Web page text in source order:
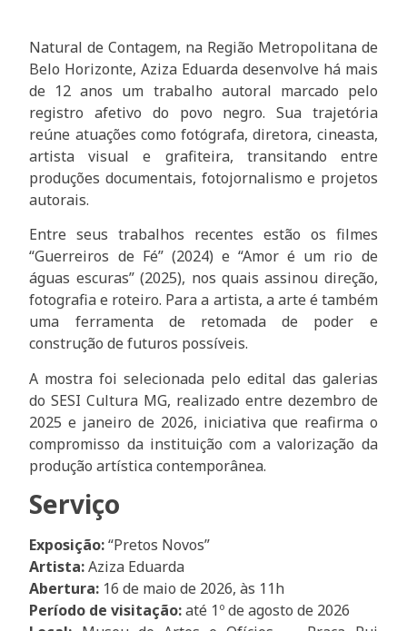
Natural de Contagem, na Região Metropolitana de
Belo Horizonte, Aziza Eduarda desenvolve há mais
de 12 anos um trabalho autoral marcado pelo
registro afetivo do povo negro. Sua trajetória
reúne atuações como fotógrafa, diretora, cineasta,
artista visual e grafiteira, transitando entre
produções documentais, fotojornalismo e projetos
autorais.
Entre seus trabalhos recentes estão os filmes
“Guerreiros de Fé” (2024) e “Amor é um rio de
águas escuras” (2025), nos quais assinou direção,
fotografia e roteiro. Para a artista, a arte é também
uma ferramenta de retomada de poder e
construção de futuros possíveis.
A mostra foi selecionada pelo edital das galerias
do SESI Cultura MG, realizado entre dezembro de
2025 e janeiro de 2026, iniciativa que reafirma o
compromisso da instituição com a valorização da
produção artística contemporânea.
Serviço
Exposição:“Pretos Novos”
Artista:Aziza Eduarda
Abertura: 16 de maio de 2026, às 11h
Período de visitação:até 1º de agosto de 2026